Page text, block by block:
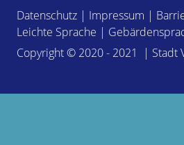
Datenschutz | Impressum |
Leichte Sprache |
Copyright © 2020 - 2021 | Stadt